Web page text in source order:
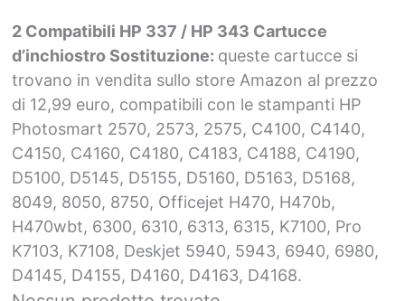
2 Compatibili HP 337 / HP 343 Cartucce
d’inchiostro Sostituzione: queste cartucce si
trovano in vendita sullo store Amazon al prezzo
di 12,99 euro, compatibili con le stampanti HP
Photosmart 2570, 2573, 2575, C4100, C4140,
C4150, C4160, C4180, C4183, C4188, C4190,
D5100, D5145, D5155, D5160, D5163, D5168,
8049, 8050, 8750, Officejet H470, H470b,
H470wbt, 6300, 6310, 6313, 6315, K7100, Pro
K7103, K7108, Deskjet 5940, 5943, 6940, 6980,
D4145, D4155, D4160, D4163, D4168.